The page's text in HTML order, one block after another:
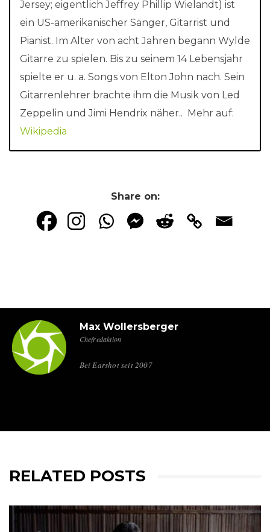
Jersey; eigentlich Jeffrey Phillip Wielandt) ist
ein US-amerikanischer Sänger, Gitarrist und
Pianist. Im Alter von acht Jahren begann Wylde
Gitarre zu spielen. Bis zu seinem 14 Lebensjahr
spielte er u. a. Songs von Elton John nach. Sein
Gitarrenlehrer brachte ihm die Musik von Led
Zeppelin und Jimi Hendrix näher.. Mehr auf:
Wikipedia
Share on:
Max Wollersberger
Chefredaktion
Bei Earshot seit 2007
RELATED POSTS